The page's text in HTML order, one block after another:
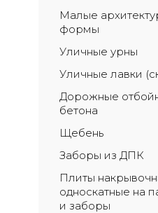
Малые
формы
Уличные урны
Уличные лавки
Дорожные
бетона
Щебень
Заборы из ДПК
Плиты
односкатные на
и заборы